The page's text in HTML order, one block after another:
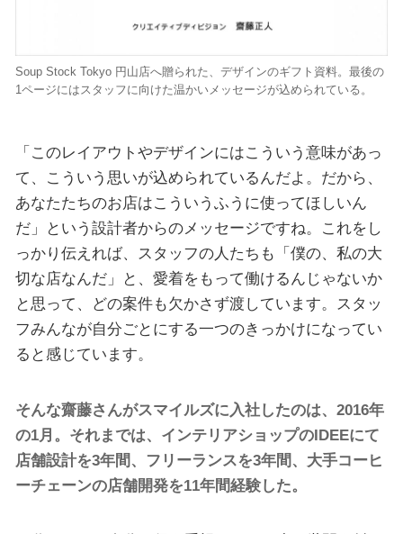
Soup Stock Tokyo 円山店へ贈られた、デザインのギフト資料。最後の
1ページにはスタッフに向けた温かいメッセージが込められている。
「このレイアウトやデザインにはこういう意味があっ
て、こういう思いが込められているんだよ。だから、
あなたたちのお店はこういうふうに使ってほしいん
だ」という設計者からのメッセージですね。これをし
っかり伝えれば、スタッフの人たちも「僕の、私の大
切な店なんだ」と、愛着をもって働けるんじゃないか
と思って、どの案件も欠かさず渡しています。スタッ
フみんなが自分ごとにする一つのきっかけになってい
ると感じています。
そんな齋藤さんがスマイルズに入社したのは、2016年
の1月。それまでは、インテリアショップのIDEEにて
店舗設計を3年間、フリーランスを3年間、大手コーヒ
ーチェーンの店舗開発を11年間経験した。